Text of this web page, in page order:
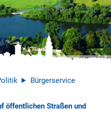
© Mathias Neubauer
Bürgerservice
öffentlichen Straßen und